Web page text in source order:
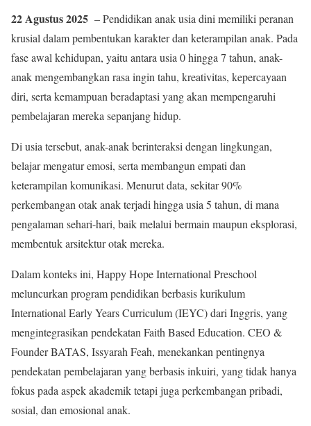
22 Agustus 2025 – Pendidikan anak usia dini memiliki peranan
krusial dalam pembentukan karakter dan keterampilan anak. Pada
fase awal kehidupan, yaitu antara usia 0 hingga 7 tahun, anak-
anak mengembangkan rasa ingin tahu, kreativitas, kepercayaan
diri, serta kemampuan beradaptasi yang akan mempengaruhi
pembelajaran mereka sepanjang hidup.
Di usia tersebut, anak-anak berinteraksi dengan lingkungan,
belajar mengatur emosi, serta membangun empati dan
keterampilan komunikasi. Menurut data, sekitar 90%
perkembangan otak anak terjadi hingga usia 5 tahun, di mana
pengalaman sehari-hari, baik melalui bermain maupun eksplorasi,
membentuk arsitektur otak mereka.
Dalam konteks ini, Happy Hope International Preschool
meluncurkan program pendidikan berbasis kurikulum
International Early Years Curriculum (IEYC) dari Inggris, yang
mengintegrasikan pendekatan Faith Based Education. CEO &
Founder BATAS, Issyarah Feah, menekankan pentingnya
pendekatan pembelajaran yang berbasis inkuiri, yang tidak hanya
fokus pada aspek akademik tetapi juga perkembangan pribadi,
sosial, dan emosional anak.